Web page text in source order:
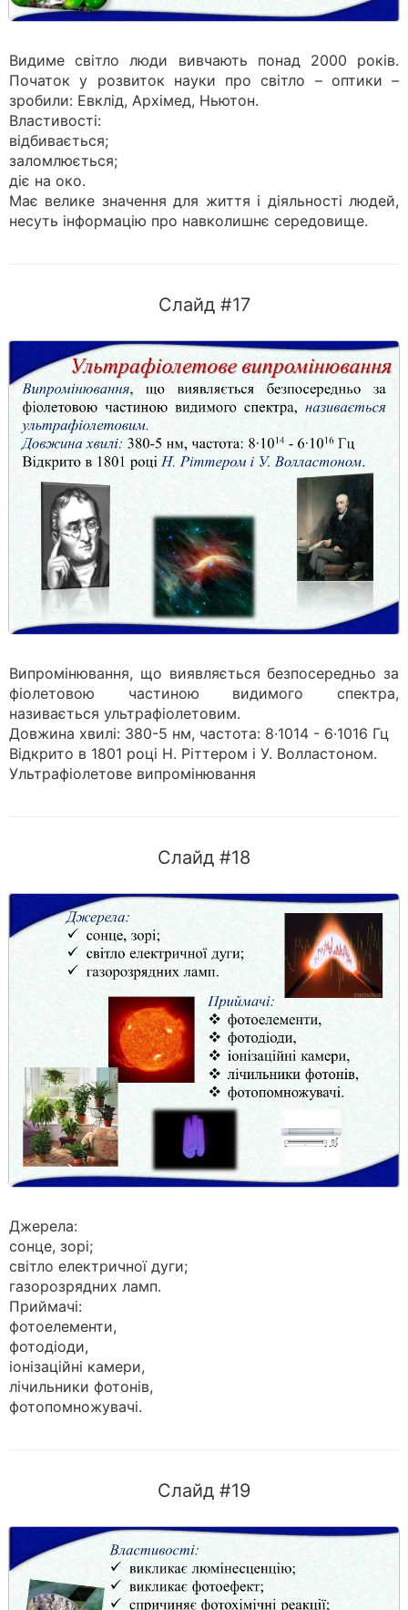
Видиме світло люди вивчають понад 2000 років.
Початок у розвиток науки про світло – оптики –
зробили: Евклід, Архімед, Ньютон.
Властивості:
відбивається;
заломлюється;
діє на око.
Має велике значення для життя і діяльності людей,
несуть інформацію про навколишнє середовище.
Слайд #17
Випромінювання, що виявляєть­ся безпосередньо за
фіолетовою частиною видимого спектра,
називається ультрафіолетовим.
Довжина хвилі: 380-5 нм, частота: 8∙1014 - 6∙1016 Гц
Відкрито в 1801 році Н. Ріттером і У. Волластоном.
Ультрафіолетове випромінювання
Слайд #18
Джерела:
сонце, зорі;
світло електричної дуги;
газорозрядних ламп.
Приймачі:
фотоелементи,
фотодіоди,
іонізаційні камери,
лічильники фотонів,
фотопомножувачі.
Слайд #19